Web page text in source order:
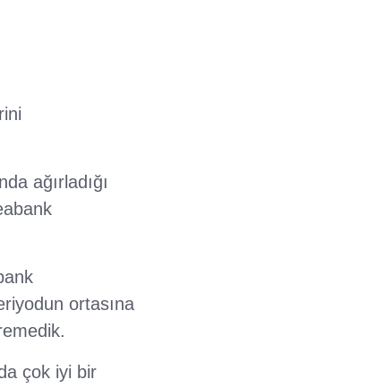
ağırladığı
ortasına
çok iyi bir